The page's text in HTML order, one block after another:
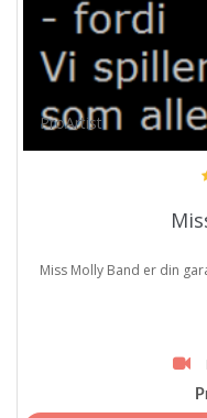
ProArtist
Miss Molly Band er din